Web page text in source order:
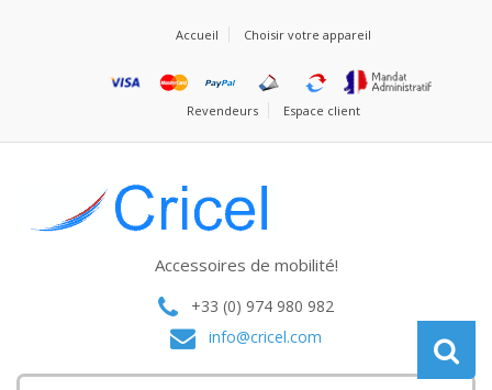
Accueil Choisir votre appareil
Revendeurs Espace client
Accessoires de mobilité!
+33 (0) 974 980 982
info@cricel.com